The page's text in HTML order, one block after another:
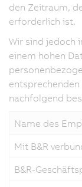
den Zeitraum,
erforderlich ist.
Wir sind jedoch
einem hohen
nachfolgend
Name des
Mit B&R
B&R-